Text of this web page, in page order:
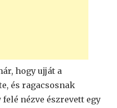
hogy ujját a
és ragacsosnak
felé nézve észrevett egy